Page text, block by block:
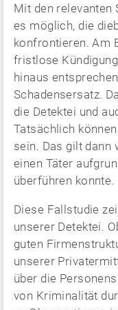
Mit den relevanten
es möglich, die
konfrontieren. Am
fristlose
hinaus
Schadensersatz.
die Detektei und
Tatsächlich können
sein. Das gilt dann
einen Täter
überführen konnte.
Diese Fallstudie
unserer Detektei.
guten
unserer
über die
von Kriminalität